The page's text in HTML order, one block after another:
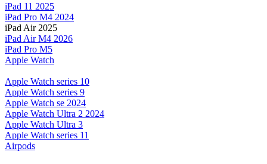
iPad 11 2025
iPad Pro M4 2024
iPad Air 2025
iPad Air M4 2026
iPad Pro M5
Apple Watch
Apple Watch series 10
Apple Watch series 9
Apple Watch se 2024
Apple Watch Ultra 2 2024
Apple Watch Ultra 3
Apple Watch series 11
Airpods